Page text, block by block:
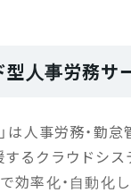
人事労務サ
は人事労務・勤
るクラウドシ
効率化・自動